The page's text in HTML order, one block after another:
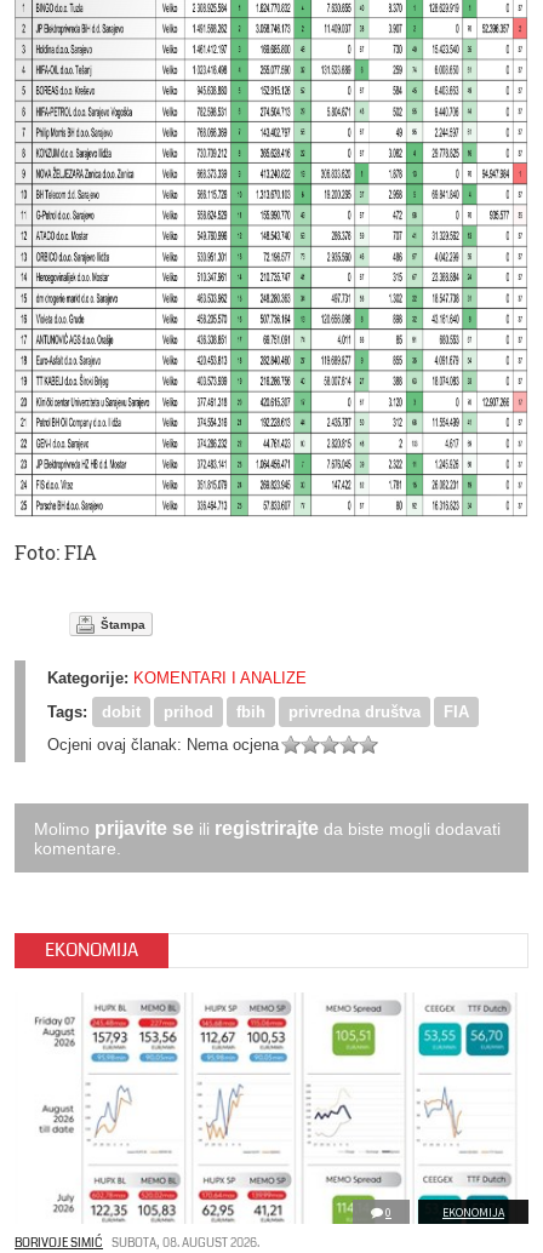
Foto: FIA
Štampa
Kategorije: KOMENTARI I ANALIZE
Tags:
dobit prihod fbih privredna društva
FIA
Ocjeni ovaj članak: Nema ocjena
Molimo prijavite se ili registrirajte da biste mogli dodavati
komentare.
EKONOMIJA
0 EKONOMIJA
BORIVOJE SIMIĆ SUBOTA, 08. AUGUST 2026.